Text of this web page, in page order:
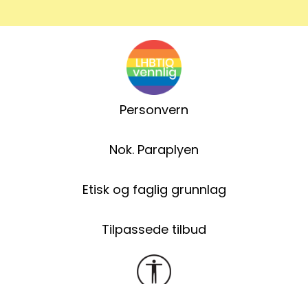
Personvern
Nok. Paraplyen
Etisk og faglig grunnlag
Tilpassede tilbud